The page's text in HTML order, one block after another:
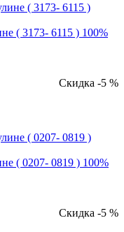
( 3173- 6115 ) 100%
Скидка -5 %
( 0207- 0819 ) 100%
Скидка -5 %